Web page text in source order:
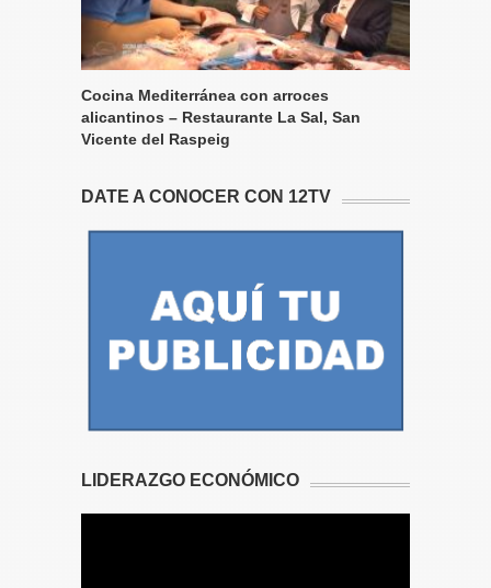
Cocina Mediterránea con arroces
alicantinos – Restaurante La Sal, San
Vicente del Raspeig
DATE A CONOCER CON 12TV
LIDERAZGO ECONÓMICO